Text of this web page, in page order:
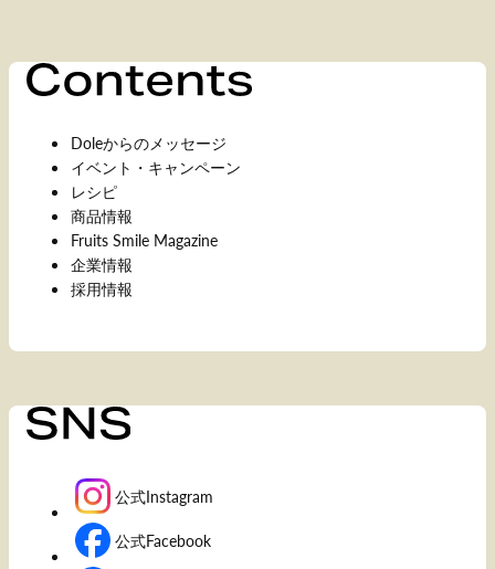
Doleからのメッセージ
イベント・キャンペーン
レシピ
商品情報
Fruits Smile Magazine
企業情報
採用情報
公式Instagram
公式Facebook